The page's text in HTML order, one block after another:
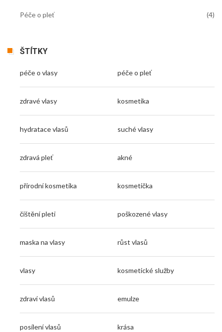
Péče o pleť (4)
ŠTÍTKY
péče o vlasy péče o pleť
zdravé vlasy kosmetika
hydratace vlasů suché vlasy
zdravá pleť akné
přírodní kosmetika kosmetička
čištění pleti poškozené vlasy
maska na vlasy růst vlasů
vlasy kosmetické služby
zdraví vlasů emulze
posílení vlasů krása